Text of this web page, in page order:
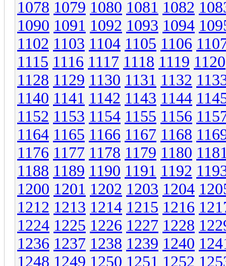
1078 1079 1080 1081 1082
1090 1091 1092 1093 1094
1102 1103 1104 1105 1106
1115 1116 1117 1118 1119 1120
1128 1129 1130 1131 1132
1140 1141 1142 1143 1144
1152 1153 1154 1155 1156
1164 1165 1166 1167 1168
1176 1177 1178 1179 1180
1188 1189 1190 1191 1192
1200 1201 1202 1203 1204
1212 1213 1214 1215 1216
1224 1225 1226 1227 1228
1236 1237 1238 1239 1240
1248 1249 1250 1251 1252